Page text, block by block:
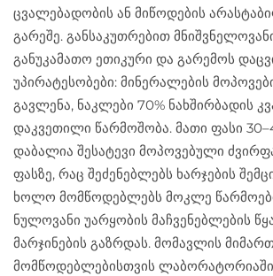
ცვალებადობის ან მიწოდების
გარეშე. განსაკუთრებით
განუკამათო ეთიკური და გარემოს
უპირატესობები: მინერალების
გავლენა, ნაკლები 70% ნახშირბადის
დაკვეთილი წარმოშობა. მათი ფასი
დაბალია შესატევი მოპოვებული
ფასზე, რაც შეძენებლებს ხარჯების
ხოლო მომწოდებლებს მოკლე
ნულოვანი უარყობის მაჩვენებლების
მარჯინების გაზრდას. მომავლის
მომწოდებლებისთვის